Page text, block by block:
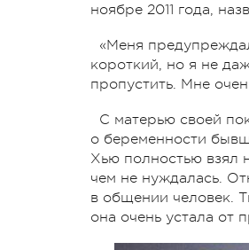
ноябре 2011 года,
«Меня
короткий, но я не
пропустить. Мне
С матерью своей
о беременности
Хью полностью взял
чем не нуждалась.
в общении человек.
она очень устала от